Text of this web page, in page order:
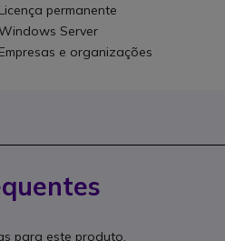
Licença permanente
Server
Empresas e organizações
para este produto.